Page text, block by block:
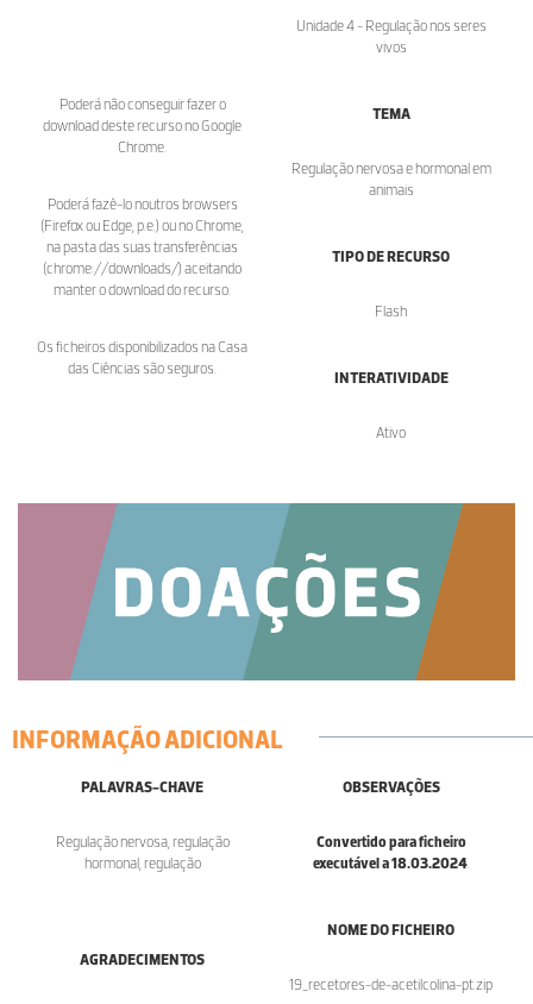
Poderá não conseguir fazer o
download deste recurso no Google
Chrome.
Poderá fazê-lo noutros browsers
(Firefox ou Edge, p.e.) ou no Chrome,
na pasta das suas transferências
(chrome://downloads/) aceitando
manter o download do recurso.
Os ficheiros disponibilizados na Casa
das Ciências são seguros.
Unidade 4 - Regulação nos seres
vivos
TEMA
Regulação nervosa e hormonal em
animais
TIPO DE RECURSO
Flash
INTERATIVIDADE
Ativo
INFORMAÇÃO ADICIONAL
PALAVRAS-CHAVE
Regulação nervosa, regulação
hormonal, regulação
OBSERVAÇÕES
Convertido para ficheiro
executável a 18.03.2024.
AGRADECIMENTOS
NOME DO FICHEIRO
19_recetores-de-acetilcolina-pt.zip